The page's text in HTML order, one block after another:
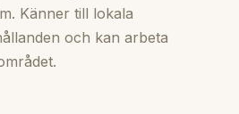
Känner till lokala
och kan arbeta